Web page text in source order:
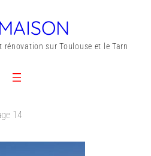
sur Toulouse et le Tarn
14